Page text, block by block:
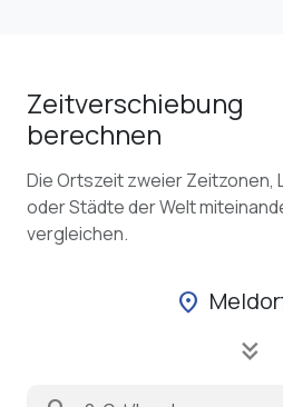
Zeitverschiebung
berechnen
Die Ortszeit zweier Zeitzonen,
oder Städte der Welt
vergleichen.
location_on
keyboard_double_arrow_down